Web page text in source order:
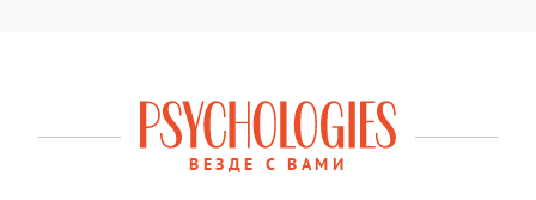
ВЕЗДЕ С ВАМИ